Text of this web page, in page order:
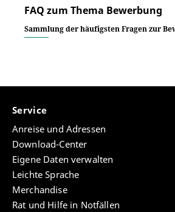
FAQ zum Thema Bewerbung
Sammlung der häufigsten Fragen zur
Service
Anreise und Adressen
Download-Center
Eigene Daten verwalten
Leichte Sprache
Merchandise
Rat und Hilfe in Notfällen